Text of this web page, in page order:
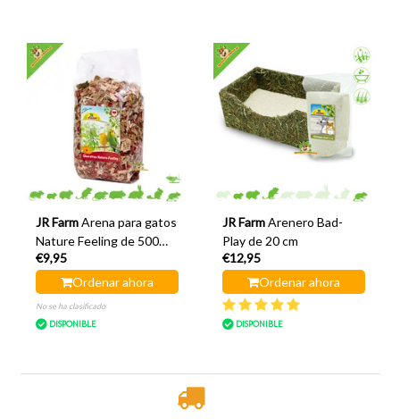
JR Farm Arena para gatos
Nature Feeling de 500
gramos
€9,95
Ordenar ahora
No se ha clasificado
DISPONIBLE
JR Farm Arenero Bad-
Play de 20 cm
€12,95
Ordenar ahora
DISPONIBLE